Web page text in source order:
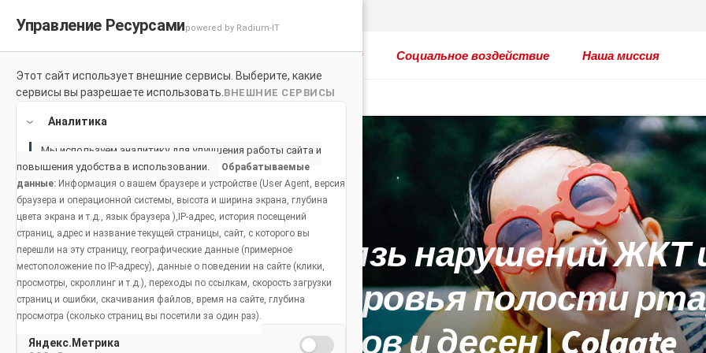
Для здоровой улыбки Продукты Социальное воздействие Наша миссия
Home Продукты
Как сохранить
здоровую улыбку
Основы гигиены полости рта
Фтор
Анатомическое строение зубов и
ротовой полости
Здоровье полости рта и питание
Угрозы для здоровья полости рта
Использование зубной щетки и нити
Распространенные проблемы
Неприятный запах изо рта
Бруксизм
Кариозные полости
Сухость полости рта
Заболевание десен
Повышенная чувствительность
Жизненные этапы
Дети младенческого и ясельного
возраста
От 5 до 12 лет
Гигиена полости рта у подростков
Гигиена полости рта у взрослых
людей
старше 55 лет
Жизненные этапы
Уход за полостью рта во время
беременности
Гигиена полости рта у взрослых
Уход за полостью рта у детей
Гигиена полости рта в возрасте старше 55
Связь нарушений ЖКТ
здоровья полости
зубов и десен | Colgate
Управление Ресурсамиpowered by Radium-IT
Этот сайт использует внешние сервисы. Выберите, какие
сервисы вы разрешаете использовать. ВНЕШНИЕ СЕРВИСЫ
Аналитика
Мы используем аналитику для улучшения работы сайта и
повышения удобства в использовании.
Обрабатываемые
данные: Информация о вашем браузере и устройстве (User Agent, версия
браузера и операционной системы, высота и ширина экрана, глубина
цвета экрана и т.д., язык браузера ),IP-адрес, история посещений
страниц, адрес и название текущей страницы, сайт, с которого вы
перешли на эту страницу, географические данные (примерное
местоположение по IP-адресу), данные о поведении на сайте (клики,
просмотры, скроллинг и т.д.), переходы по ссылкам, скорость загрузки
страниц и ошибки, скачивания файлов, время на сайте, глубина
просмотра (сколько страниц вы посетили за один раз).
Яндекс.Метрика